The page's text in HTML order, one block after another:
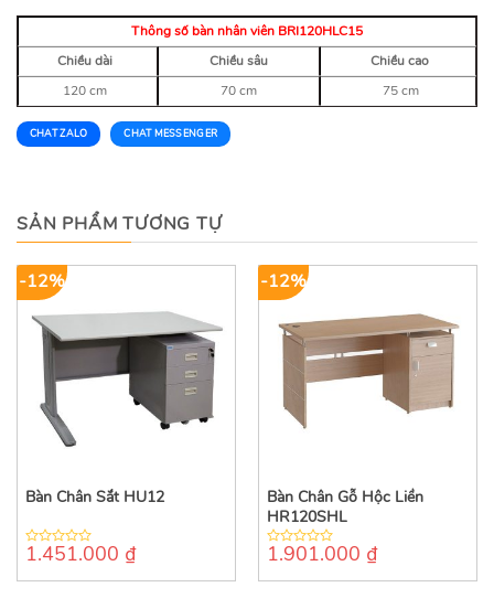
Thông số bàn nhân viên BRI120HLC15
Chiều dài
Chiều sâu
Chiều cao
120 cm
70 cm 75 cm
CHAT ZALO CHAT MESSENGER
SẢN PHẨM TƯƠNG TỰ
-12%
Bàn Chân Sắt HU12
0
of
1.451.000 ₫
-12%
Bàn Chân Gỗ Hộc Liền
HR120SHL
0
of
1.901.000 ₫